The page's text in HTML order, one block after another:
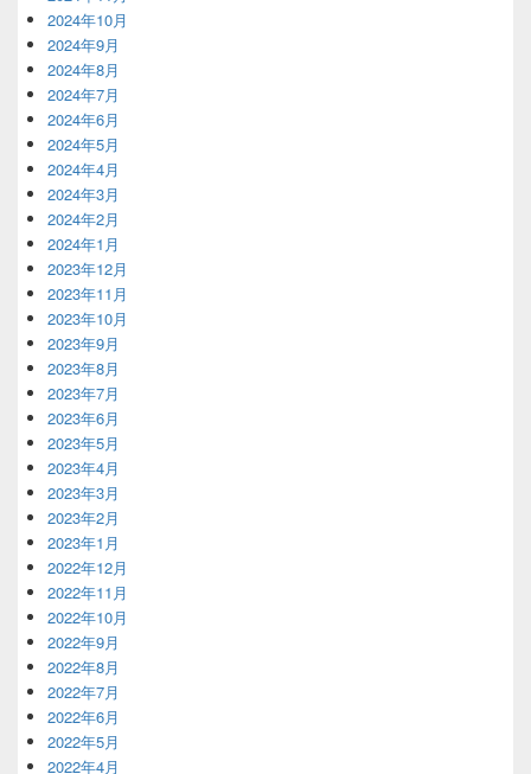
2024年10月
2024年9月
2024年8月
2024年7月
2024年6月
2024年5月
2024年4月
2024年3月
2024年2月
2024年1月
2023年12月
2023年11月
2023年10月
2023年9月
2023年8月
2023年7月
2023年6月
2023年5月
2023年4月
2023年3月
2023年2月
2023年1月
2022年12月
2022年11月
2022年10月
2022年9月
2022年8月
2022年7月
2022年6月
2022年5月
2022年4月